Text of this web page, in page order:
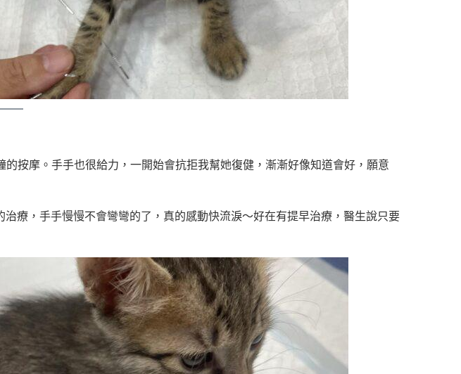
按摩。手手也很給力，一開始會抗拒我幫她復健，漸漸好像知道會好，願意
療，手手慢慢不會彎彎的了，真的感動快流淚～好在有提早治療，醫生說只要